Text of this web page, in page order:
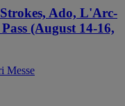
Ado, L'Arc-
(August 14-16,
Messe